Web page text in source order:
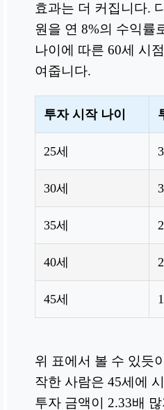
효과는 더 커집니다.
원을 연 8%의 수익률
나이에 따른 60세 시
여줍니다.
투자 시작 나이
25세
30세
35세
40세
45세
위 표에서 볼 수 있듯
작한 사람은 45세에
투자 금액이 2.33배